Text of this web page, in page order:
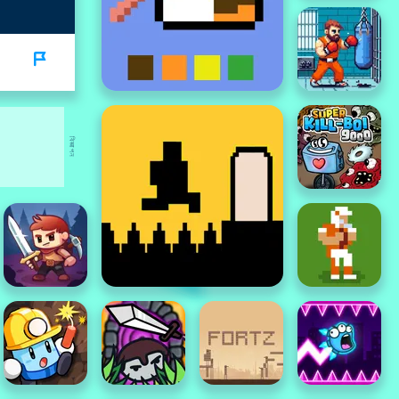
বিজ্ঞাপন